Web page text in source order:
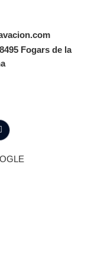
Fogars de la